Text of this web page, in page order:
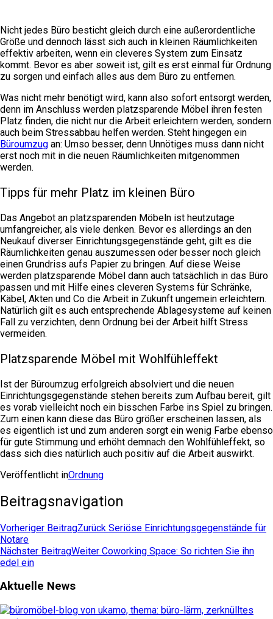
Nicht jedes Büro besticht gleich durch eine außerordentliche
Größe und dennoch lässt sich auch in kleinen Räumlichkeiten
effektiv arbeiten, wenn ein cleveres System zum Einsatz
kommt. Bevor es aber soweit ist, gilt es erst einmal für Ordnung
zu sorgen und einfach alles aus dem Büro zu entfernen.
Was nicht mehr benötigt wird, kann also sofort entsorgt werden,
denn im Anschluss werden platzsparende Möbel ihren festen
Platz finden, die nicht nur die Arbeit erleichtern werden, sondern
auch beim Stressabbau helfen werden. Steht hingegen ein
Büroumzug an: Umso besser, denn Unnötiges muss dann nicht
erst noch mit in die neuen Räumlichkeiten mitgenommen
werden.
Tipps für mehr Platz im kleinen Büro
Das Angebot an platzsparenden Möbeln ist heutzutage
umfangreicher, als viele denken. Bevor es allerdings an den
Neukauf diverser Einrichtungsgegenstände geht, gilt es die
Räumlichkeiten genau auszumessen oder besser noch gleich
einen Grundriss aufs Papier zu bringen. Auf diese Weise
werden platzsparende Möbel dann auch tatsächlich in das Büro
passen und mit Hilfe eines cleveren Systems für Schränke,
Käbel, Akten und Co die Arbeit in Zukunft ungemein erleichtern.
Natürlich gilt es auch entsprechende Ablagesysteme auf keinen
Fall zu verzichten, denn Ordnung bei der Arbeit hilft Stress
vermeiden.
Platzsparende Möbel mit Wohlfühleffekt
Ist der Büroumzug erfolgreich absolviert und die neuen
Einrichtungsgegenstände stehen bereits zum Aufbau bereit, gilt
es vorab vielleicht noch ein bisschen Farbe ins Spiel zu bringen.
Zum einen kann diese das Büro größer erscheinen lassen, als
es eigentlich ist und zum anderen sorgt ein wenig Farbe ebenso
für gute Stimmung und erhöht demnach den Wohlfühleffekt, so
dass sich dies natürlich auch positiv auf die Arbeit auswirkt.
Veröffentlicht inOrdnung
Beitragsnavigation
Vorheriger BeitragZurück Seriöse Einrichtungsgegenstände für
Notare
Nächster BeitragWeiter Coworking Space: So richten Sie ihn
edel ein
Aktuelle News